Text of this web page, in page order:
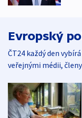
Evropský
ČT24 každý den
veřejnými médii,